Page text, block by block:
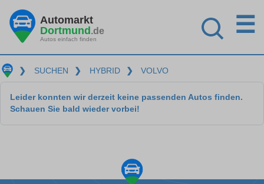
Automarkt
Dortmund.de
Autos einfach finden
☰
❯ SUCHEN ❯ HYBRID ❯ VOLVO
Leider konnten wir derzeit keine passenden Autos finden.
Schauen Sie bald wieder vorbei!